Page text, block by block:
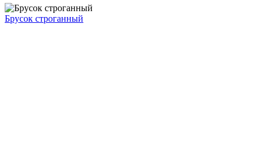
Брусок строганный